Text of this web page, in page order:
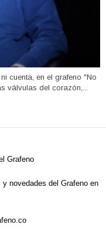
cuenta, en el grafeno "No
válvulas del corazón,...
novedades del Grafeno en